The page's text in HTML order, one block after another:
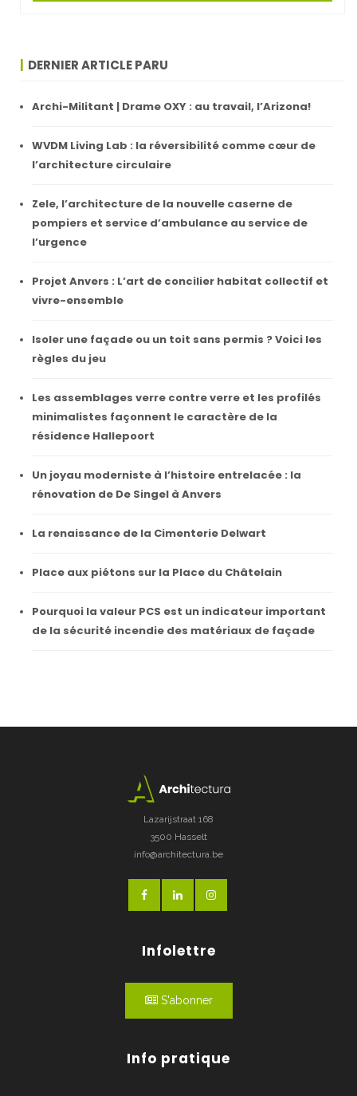
DERNIER ARTICLE PARU
Archi-Militant | Drame OXY : au travail, l’Arizona!
WVDM Living Lab : la réversibilité comme cœur de
l’architecture circulaire
Zele, l’architecture de la nouvelle caserne de
pompiers et service d’ambulance au service de
l’urgence
Projet Anvers : L’art de concilier habitat collectif et
vivre-ensemble
Isoler une façade ou un toit sans permis ? Voici les
règles du jeu
Les assemblages verre contre verre et les profilés
minimalistes façonnent le caractère de la
résidence Hallepoort
Un joyau moderniste à l’histoire entrelacée : la
rénovation de De Singel à Anvers
La renaissance de la Cimenterie Delwart
Place aux piétons sur la Place du Châtelain
Pourquoi la valeur PCS est un indicateur important
de la sécurité incendie des matériaux de façade
Lazarijstraat 168
3500 Hasselt
info@architectura.be
Infolettre
S'abonner
Info pratique